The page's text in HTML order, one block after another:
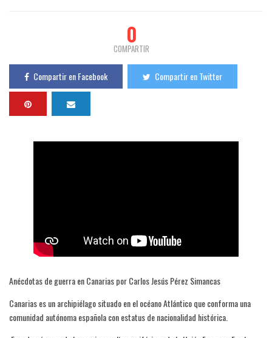
0
COMPARTIR
Compartir en Facebook Compartir en Twitter
Anécdotas de guerra en Canarias por Carlos Jesús Pérez Simancas
Canarias es un archipiélago situado en el océano Atlántico que conforma una
comunidad autónoma española con estatus de nacionalidad histórica.